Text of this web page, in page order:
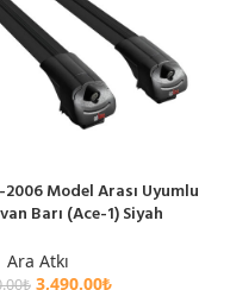
Model Arası Uyumlu
Barı (Ace-1) Siyah
Ara Atkı
₺ 3,490.00₺